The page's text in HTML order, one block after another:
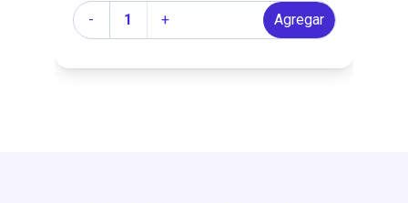
-
Cantidad + Agregar